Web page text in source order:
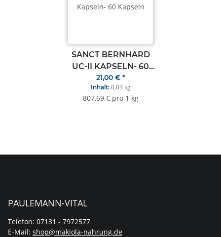
SANCT BERNHARD
UC-II KAPSELN- 60
KAPSELN
21,00 € *
Inhalt: 0,03 kg
807,69 € pro 1 kg
PAULEMANN-VITAL
Telefon: 07131 - 7972577
E-Mail: shop@makiola-nahrung.de